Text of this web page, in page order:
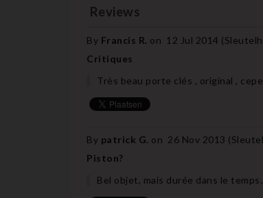
Reviews
By Francis R. on 12 Jul 2014 (
Critiques
Très beau porte clés , original ,
By patrick G. on 26 Nov 2013 (
Piston?
Bel objet, mais durée dans le